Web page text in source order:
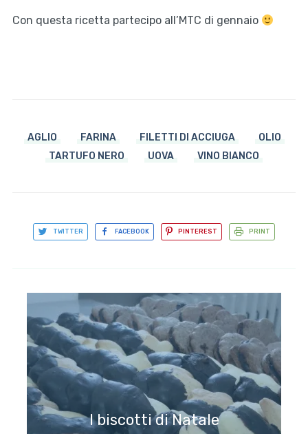
Con questa ricetta partecipo all’MTC di gennaio
AGLIO FARINA FILETTI DI ACCIUGA
OLIO
TARTUFO NERO
UOVA VINO BIANCO
TWITTER FACEBOOK PINTEREST PRINT
I biscotti di Natale